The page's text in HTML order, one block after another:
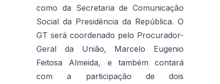
como da Secretaria de Comunicação
Social da Presidência da República. O
GT será coordenado pelo Procurador-
Geral da União, Marcelo Eugenio
Feitosa Almeida, e também contará
com a participação de dois